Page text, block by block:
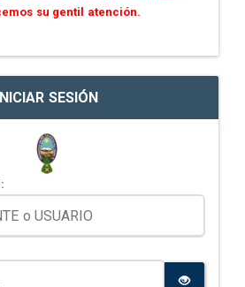
su gentil atención.
INICIAR SESIÓN